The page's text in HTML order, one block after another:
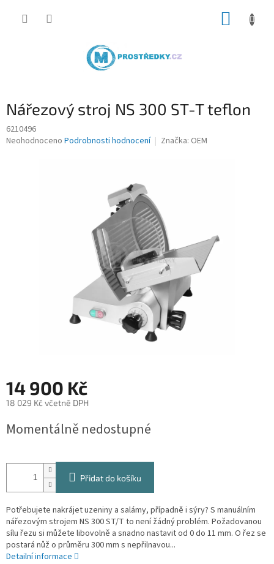
Nářezový stroj NS 300 ST-T teflon
6210496
Průměrné
Neohodnoceno Podrobnosti hodnocení Značka: OEM
14 900 Kč
18 029 Kč včetně DPH
cena:
Momentálně nedostupné
Přidat do košíku
Potřebujete nakrájet uzeniny a salámy, případně i sýry? S manuálním
nářezovým strojem NS 300 ST/T to není žádný problém. Požadovanou
sílu řezu si můžete libovolně a snadno nastavit od 0 do 11 mm. O řez se
postará nůž o průměru 300 mm s nepřilnavou...
Detailní informace